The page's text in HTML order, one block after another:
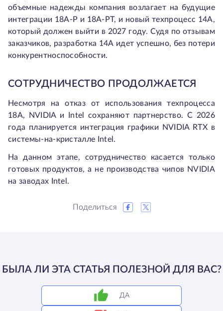
объемные надежды компания возлагает на будущие
интеграции 18A-P и 18A-PT, и новый техпроцесс 14А,
который должен выйти в 2027 году. Судя по отзывам
заказчиков, разработка 14А идет успешно, без потери
конкурентноспособности.
СОТРУДНИЧЕСТВО ПРОДОЛЖАЕТСЯ
Несмотря на отказ от использования техпроцесса
18А, NVIDIA и Intel сохраняют партнерство. С 2026
года планируется интеграция графики NVIDIA RTX в
системы-на-кристалле Intel.
На данном этапе, сотрудничество касается только
готовых продуктов, а не производства чипов NVIDIA
на заводах Intel.
Поделиться
БЫЛА ЛИ ЭТА СТАТЬЯ ПОЛЕЗНОЙ ДЛЯ ВАС?
ДА